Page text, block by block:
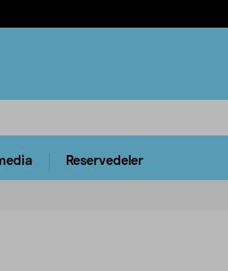
Reservedeler